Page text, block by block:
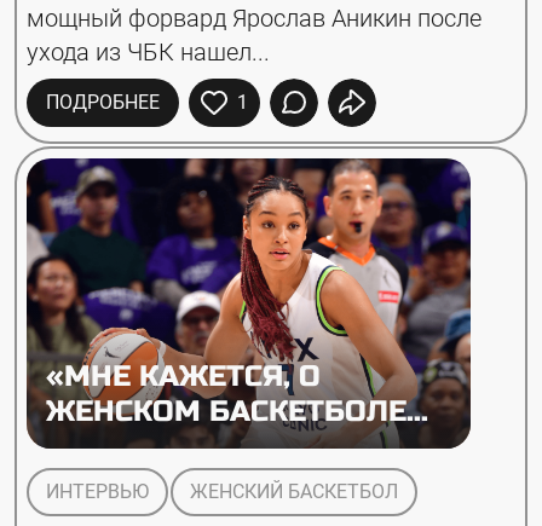
мощный форвард Ярослав Аникин после
ухода из ЧБК нашел...
ПОДРОБНЕЕ 1
«МНЕ КАЖЕТСЯ, О
ЖЕНСКОМ БАСКЕТБОЛЕ...
ИНТЕРВЬЮ ЖЕНСКИЙ БАСКЕТБОЛ